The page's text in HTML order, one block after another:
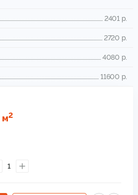
2401 р.
2720 р.
4080 р.
11600 р.
м2
1